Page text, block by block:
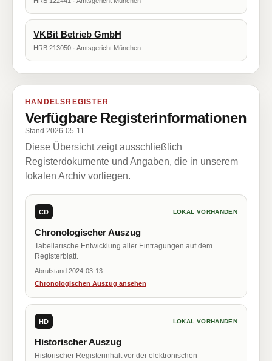
VKBit Betrieb GmbH
HRB 213050 · Amtsgericht München
HANDELSREGISTER
Verfügbare Registerinformationen
Stand 2026-05-11
Diese Übersicht zeigt ausschließlich
Registerdokumente und Angaben, die in unserem
lokalen Archiv vorliegen.
CD LOKAL VORHANDEN
Chronologischer Auszug
Tabellarische Entwicklung aller Eintragungen auf dem
Registerblatt.
Abrufstand 2024-03-13
Chronologischen Auszug ansehen
HD LOKAL VORHANDEN
Historischer Auszug
Historischer Registerinhalt vor der elektronischen